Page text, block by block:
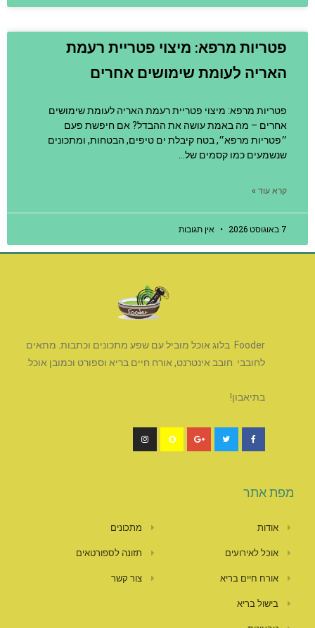
פטריות מרפא: מיצוי פטריית רעמת
האריה לעומת שימושים אחרים
פטריות מרפא: מיצוי פטריית רעמת האריה לעומת שימושים
אחרים – מה באמת עושה את ההבדל? אם חיפשת פעם
״פטריות מרפא״, בטח קיבלת ים טיפים, הבטחות, ומתכונים
שנשמעים כמו קסמים של…
קרא עוד »
7 באוגוסט 2026 אין תגובות
Fooder בלוג אוכל מוביל עם שפע מתכונים וכתבות. מתאים
לחובבי חובב אינטרנט, אורח חיים בריא וספורט וכמובן אוכל.
בתיאבון!
מפת אתר
אודות
אוכל לאירועים
אורח חיים בריא
בישול בריא
מתכונים
תזונה לספורטאים
צור קשר